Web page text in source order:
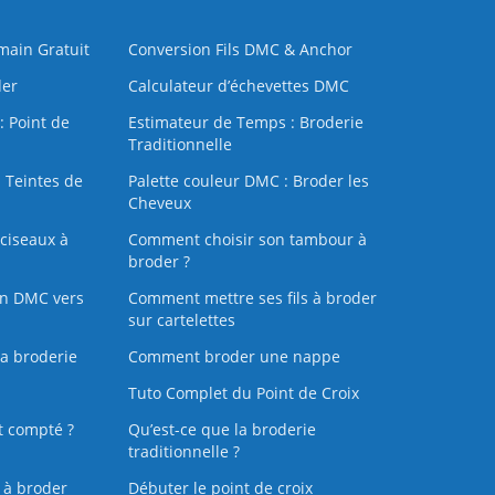
Gratuit
Conversion Fils DMC & Anchor
Calculateur d’échevettes DMC
Point de
Estimateur de Temps : Broderie
Traditionnelle
Teintes de
Palette couleur DMC : Broder les
Cheveux
à
Comment choisir son tambour à
broder ?
DMC vers
Comment mettre ses fils à broder
sur cartelettes
broderie
Comment broder une nappe
Tuto Complet du Point de Croix
compté ?
Qu’est-ce que la broderie
traditionnelle ?
broder
Débuter le point de croix